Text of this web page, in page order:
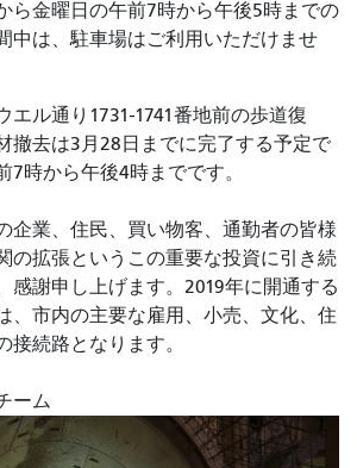
ら金曜日の午前7時から午後5時までの
中は、駐車場はご利用いただけませ
エル通り1731-1741番地前の歩道復
撤去は3月28日までに完了する予定で
7時から午後4時までです。
企業、住民、買い物客、通勤者の皆様
の拡張というこの重要な投資に引き続
感謝申し上げます。2019年に開通する
、市内の主要な雇用、小売、文化、住
接続路となります。
ーム